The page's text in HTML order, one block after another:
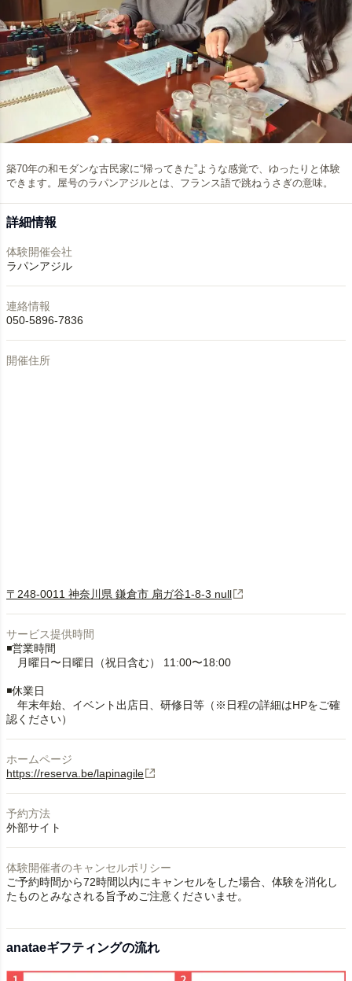
築70年の和モダンな古民家に“帰ってきた”ような感覚で、ゆったりと体験
できます。屋号のラパンアジルとは、フランス語で跳ねうさぎの意味。
詳細情報
体験開催会社
ラパンアジル
連絡情報
050-5896-7836
開催住所
〒248-0011 神奈川県 鎌倉市 扇ガ谷1-8-3 null
サービス提供時間
◾️営業時間
月曜日〜日曜日（祝日含む） 11:00〜18:00
◾️休業日
年末年始、イベント出店日、研修日等（※日程の詳細はHPをご確
認ください）
ホームページ
https://reserva.be/lapinagile
予約方法
外部サイト
体験開催者のキャンセルポリシー
ご予約時間から72時間以内にキャンセルをした場合、体験を消化し
たものとみなされる旨予めご注意くださいませ。
anataeギフティングの流れ